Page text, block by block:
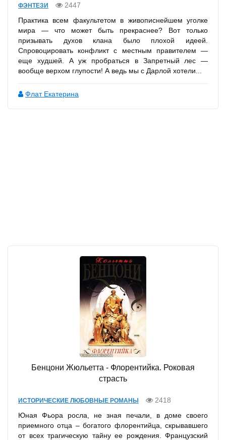
ФЭНТЕЗИ
2447
Практика всем факультетом в живописнейшем уголке
мира — что может быть прекраснее? Вот только
призывать духов клана было плохой идеей.
Спровоцировать конфликт с местным правителем —
еще худшей. А уж пробраться в Запретный лес —
вообще верхом глупости! А ведь мы с Дарлой хотели...
Флат Екатерина
Бенцони Жюльетта - Флорентийка. Роковая
страсть
ИСТОРИЧЕСКИЕ ЛЮБОВНЫЕ РОМАНЫ
2418
Юная Фьора росла, не зная печали, в доме своего
приемного отца – богатого флорентийца, скрывавшего
от всех трагическую тайну ее рождения. Французский